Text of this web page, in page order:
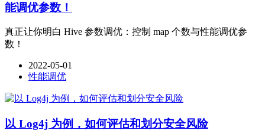
能调优参数！
真正让你明白 Hive 参数调优：控制 map 个数与性能调优参
数！
2022-05-01
性能调优
以 Log4j 为例，如何评估和划分安全风险